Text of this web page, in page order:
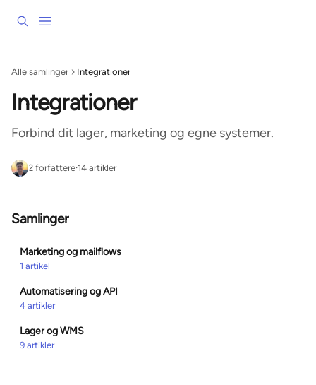
Alle samlinger Integrationer
Integrationer
Forbind dit lager, marketing og egne systemer.
2 forfattere·14 artikler
Samlinger
Marketing og mailflows
1 artikel
Automatisering og API
4 artikler
Lager og WMS
9 artikler